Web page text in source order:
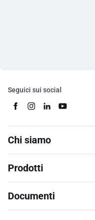
Seguici sui social
Chi siamo
Prodotti
Documenti